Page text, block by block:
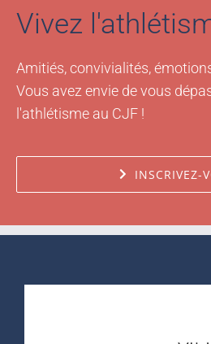
Vivez
Amitiés, convivialités,
Vous avez envie de vous
l'athlétisme au CJF !
INSCRIVEZ-